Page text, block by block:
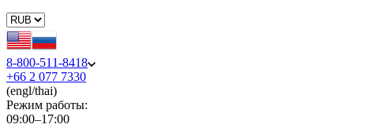
8-800-511-8418
+66 2 077 7330
(engl/thai)
Режим работы:
09:00–17:00